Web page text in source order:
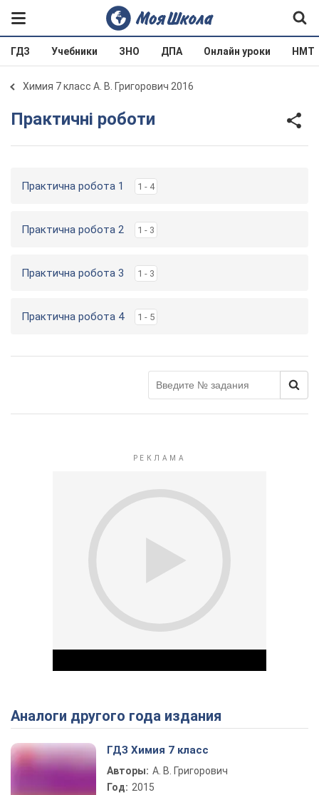
ГДЗ Учебники ЗНО ДПА Онлайн уроки НМТ
Химия 7 класс А. В. Григорович 2016
Практичні роботи
Практична робота 1 1 - 4
Практична робота 2 1 - 3
Практична робота 3 1 - 3
Практична робота 4 1 - 5
Play Video
Аналоги другого года издания
ГДЗ Химия 7 класс
Авторы: А. В. Григорович
Год: 2015